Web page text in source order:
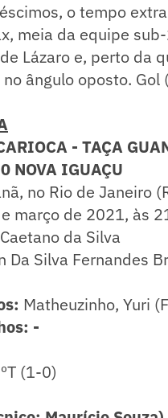
o tempo
meia da equipe
Lázaro e, perto da
ângulo oposto.
- TAÇA
NOVA IGUAÇU
no Rio de Janeiro
março de 2021, às
da Silva
Da Silva Fernandes
Matheuzinho, Yuri
-
(1-0)